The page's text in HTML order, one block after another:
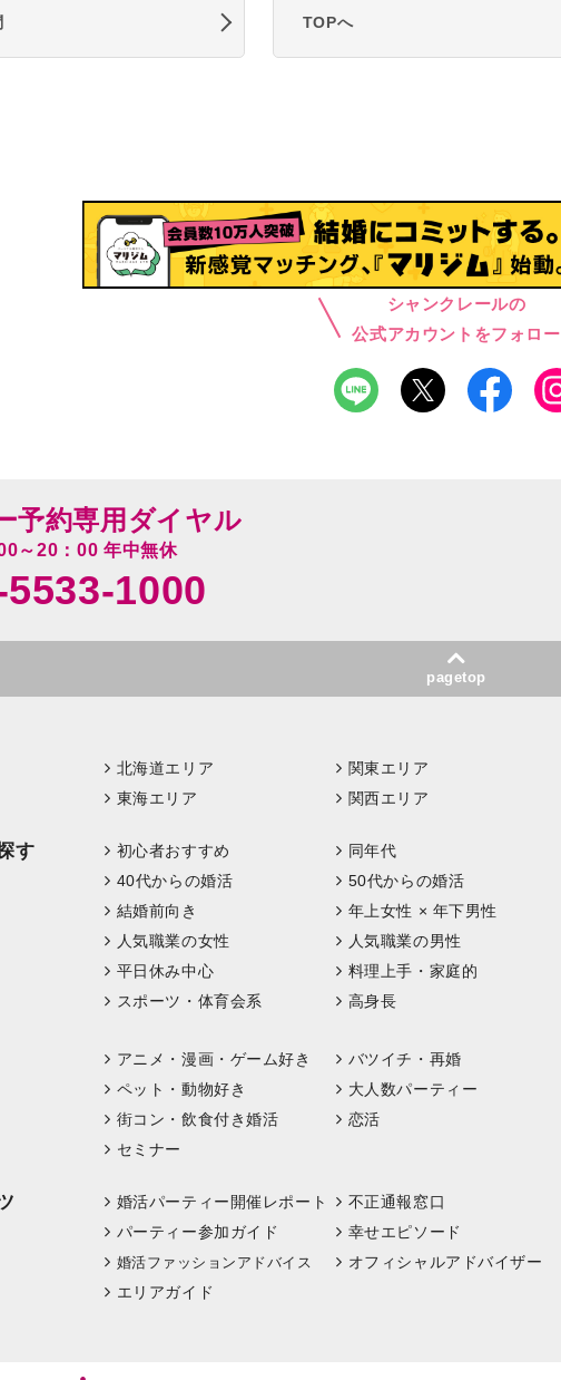
TOPへ
シャンクレールの
公式アカウントをフォロー
予約専用ダイヤル
～20：00 年中無休
1000
pagetop
北海道エリア 関東エリア
東海エリア
関西エリア
す 初心者おすすめ 同年代
40代からの婚活
50代からの婚活
結婚前向き
年上女性 × 年下男性
人気職業の女性
人気職業の男性
平日休み中心
料理上手・家庭的
スポーツ・体育会系
高身長
アニメ・漫画・ゲーム好き
バツイチ・再婚
ペット・動物好き
大人数パーティー
街コン・飲食付き婚活
恋活
セミナー
婚活パーティー開催レポート 不正通報窓口
パーティー参加ガイド
幸せエピソード
婚活ファッションアドバイス オフィシャルアドバイザー
エリアガイド